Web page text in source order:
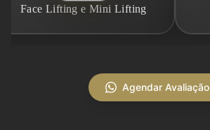
Face Lifting e Mini Lifting
Agendar Avaliação